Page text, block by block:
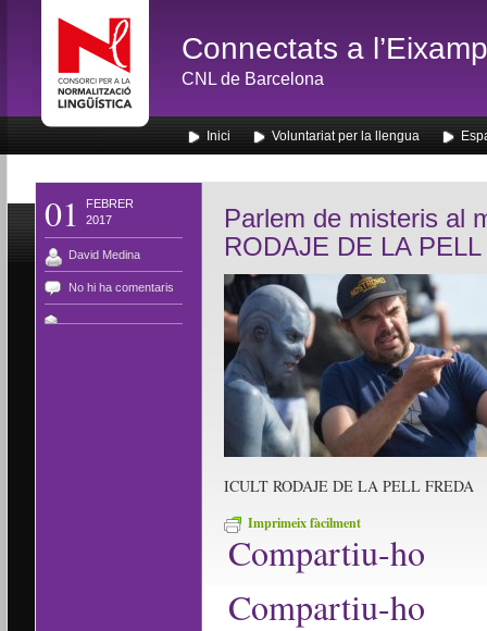
Connectats a
CNL de Barcelona
Inici Voluntariat per la llengua
01
FEBRER
2017
David Medina
No hi ha comentaris
Parlem de misteris al
RODAJE DE LA
ICULT RODAJE DE LA PELL FREDA
Imprimeix fàcilment
Compartiu-ho
Compartiu-ho